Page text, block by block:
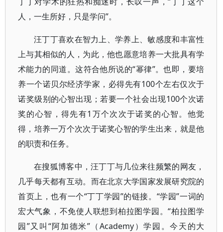
人，一生所好，只是学问”。
汪丁丁喜欢在智力上、学养上、敏感度和丰富性
上与其相似的人，为此，他也愿意培养一大批具有学
术能力的同道。这符合他所说的“幂律”。也即，要培
养一个诺贝尔经济学家，必得先有100个左右仅次于
诺奖级别的心智出现；若要一个社会出现100个次诺
奖的心智，得先有1万个次次于诺奖的心智。他觉
得，培养一万个次次于诺奖心智的学生出来，就是他
的职责和任务。
在搜狐博客中，汪丁丁与几位来往频繁的网友，
几乎每天都有互动。而在北京大学国家发展研究院的
首页上，也有一个“丁丁学园”的链接。“学园”一词的
宏大气象，不免使人联想到柏拉图学园。“柏拉图学
园”又叫“阿加德米”（Academy）学园。今天的大